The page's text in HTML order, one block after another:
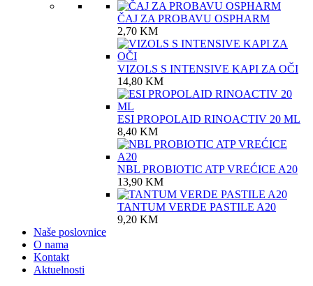
ČAJ ZA PROBAVU OSPHARM
2,70 KM
VIZOLS S INTENSIVE KAPI ZA OČI
14,80 KM
ESI PROPOLAID RINOACTIV 20 ML
8,40 KM
NBL PROBIOTIC ATP VREĆICE A20
13,90 KM
TANTUM VERDE PASTILE A20
9,20 KM
Naše poslovnice
O nama
Kontakt
Aktuelnosti